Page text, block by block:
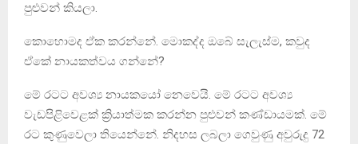
පුළුවන් කියලා.
කොහොමද ඒක කරන්නේ. මොකද්ද ඔබේ සැලැස්ම, කවුද
ඒකේ නායකත්වය ගන්නේ?
‍මේ රටට අවශ්‍ය නායකයෝ නෙවෙයි. මේ රටට අවශ්‍ය
වැඩපිළිවෙළක් ක්‍රියාත්මක කරන්න පුළුවන් කණ්ඩායමක්. මේ
රට කුණුවෙලා තියෙන්නේ. නිදහස ලබලා ගෙවුණු අවුරුදු 72